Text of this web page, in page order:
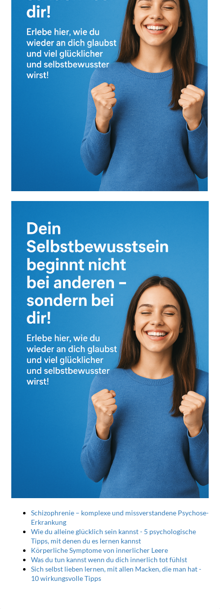
Schizophrenie – komplexe und missverstandene Psychose-
Erkrankung
Wie du alleine glücklich sein kannst - 5 psychologische
Tipps, mit denen du es lernen kannst
Körperliche Symptome von innerlicher Leere
Was du tun kannst wenn du dich innerlich tot fühlst
Sich selbst lieben lernen, mit allen Macken, die man hat -
10 wirkungsvolle Tipps